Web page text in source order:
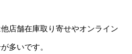
店舗在庫取り寄せやオンライン
多いです。